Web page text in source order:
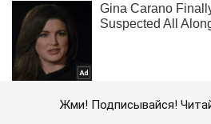
Жми! Подписывайся!